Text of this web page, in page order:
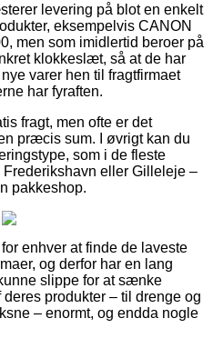
levering på blot en enkelt
eksempelvis CANON
men som imidlertid beroer på
klokkeslæt, så at de har
varer hen til fragtfirmaet
har fyraften.
fragt, men ofte er det
præcis sum. I øvrigt kan du
som i de fleste
eller Gilleleje –
pakkeshop.
enhver at finde de laveste
og derfor har en lang
slippe for at sænke
produkter – til drenge og
– enormt, og endda nogle